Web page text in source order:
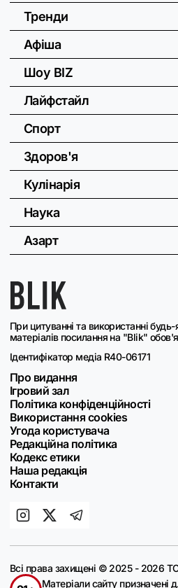
При цитуванні та використанні будь-
матеріалів посилання на "Blik"
Ідентифікатор медіа R40-06171
Про видання
Ігровий зал
Політика конфіденційності
Використання cookies
Угода користувача
Редакційна політика
Кодекс етики
Наша редакція
Контакти
Тренди
Афіша
Шоу BIZ
Лайфстайл
Спорт
Здоров'я
Кулінарія
Наука
Азарт
Всі права захищені © 2025 - 2026
Матеріали сайту призначені